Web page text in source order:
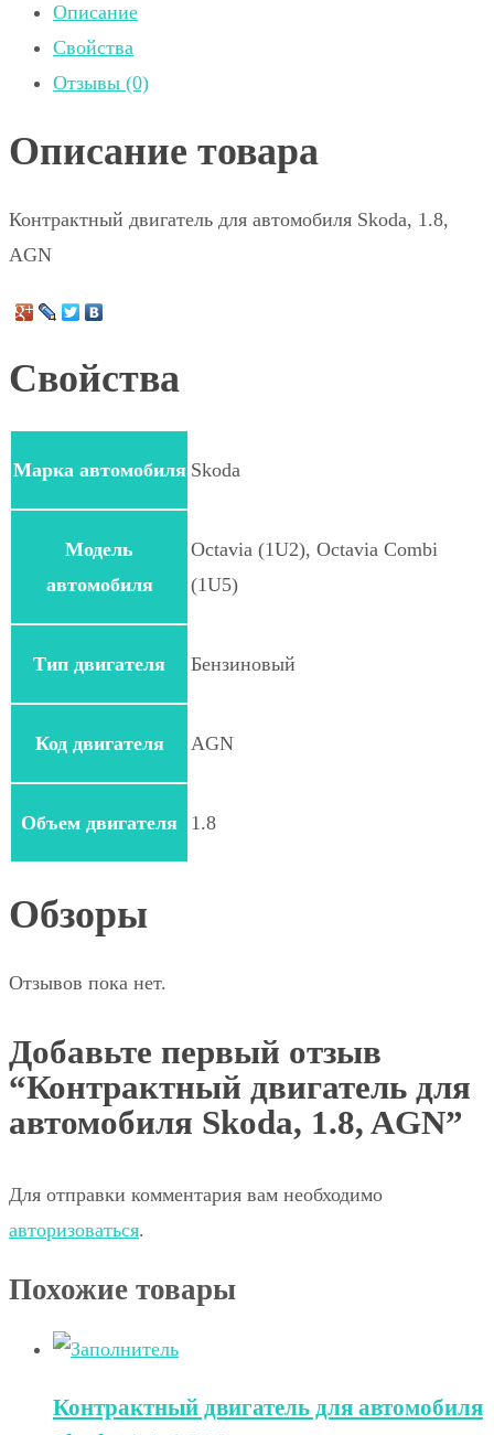
Описание
Свойства
Отзывы (0)
Описание товара
Контрактный двигатель для автомобиля Skoda, 1.8,
AGN
Свойства
Марка автомобиля Skoda
Модель
автомобиля
Octavia (1U2), Octavia Combi
(1U5)
Тип двигателя Бензиновый
Код двигателя AGN
Объем двигателя 1.8
Обзоры
Отзывов пока нет.
Добавьте первый отзыв
“Контрактный двигатель для
автомобиля Skoda, 1.8, AGN”
Для отправки комментария вам необходимо
авторизоваться.
Похожие товары
Контрактный двигатель для автомобиля